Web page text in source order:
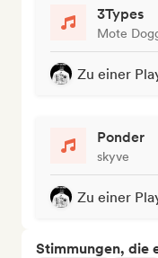
3Types
Mote
Zu einer
Ponder
skyve
Zu einer
Stimmungen, die